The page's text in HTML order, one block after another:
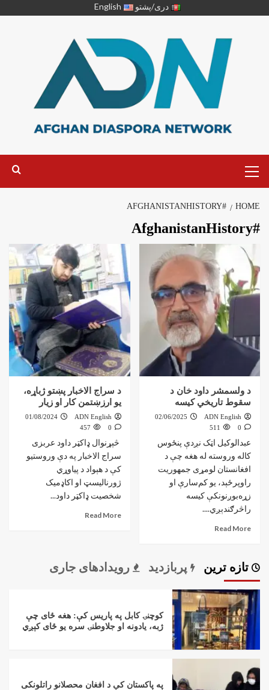
دری/پشتو English
HOME
#AFGHANISTANHISTORY
#AfghanistanHistory
د ولسمشر داود خان د
سقوط تاریخي کیسه
ADN English
02/06/2025
0
511
عبدالوکیل اټک نږدې پنځوس
کاله وروسته له هغه چې د
افغانستان لومړی جمهوریت
راوپرځېد، یو کم‌سارې او
زړه‌بوږنونکې کیسه
راڅرګندېږي....
Read More
د سراج الاخبار پښتو ژباړه،
يو ارزښتمن کار او زيار
ADN English
01/08/2024
0
457
څېړنوال ډاکټر داود عربزی
سراج الاخبار په دې وروستيو
کې د هېواد د پياوړي
ژورنالیسټ او اکاډميک
شخصيت ډاکټر داود...
Read More
تازه ترین پربازدید رویدادهای جاری
کوچنۍ کابل په پاریس کې: هغه ځای چې
ژبه، یادونه او جلاوطنۍ سره یو ځای کېږي
په پاکستان کې د افغان محصلانو راتلونکی